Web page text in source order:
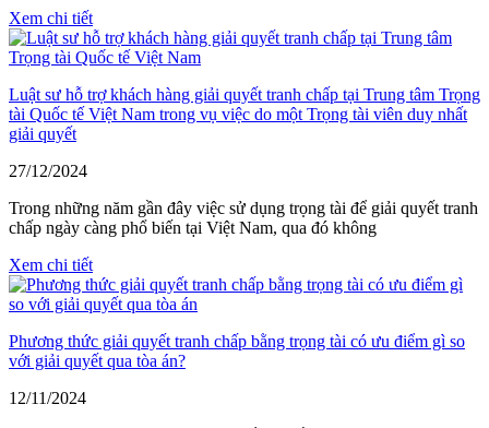
Xem chi tiết
Luật sư hỗ trợ khách hàng giải quyết tranh chấp tại Trung tâm Trọng
tài Quốc tế Việt Nam trong vụ việc do một Trọng tài viên duy nhất
giải quyết
27/12/2024
Trong những năm gần đây việc sử dụng trọng tài để giải quyết tranh
chấp ngày càng phổ biến tại Việt Nam, qua đó không
Xem chi tiết
Phương thức giải quyết tranh chấp bằng trọng tài có ưu điểm gì so
với giải quyết qua tòa án?
12/11/2024